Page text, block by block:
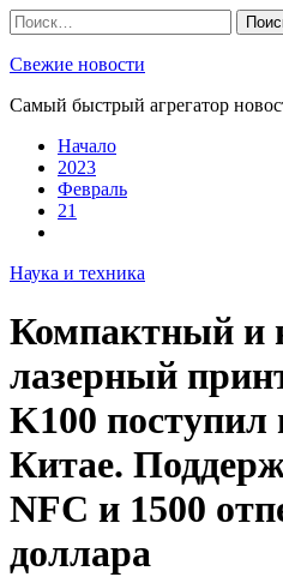
Skip
to
content
Найти:
Свежие новости
Самый быстрый агрегатор
Начало
2023
Февраль
21
Наука и техника
Компактный и
лазерный
K100 поступил
Китае.
NFC и 1500
доллара